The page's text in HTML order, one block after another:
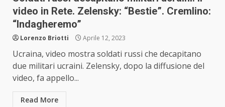
video in Rete. Zelensky: “Bestie”. Cremlino:
“Indagheremo”
Lorenzo Briotti Aprile 12, 2023
Ucraina, video mostra soldati russi che decapitano
due militari ucraini. Zelensky, dopo la diffusione del
video, fa appello...
Read More